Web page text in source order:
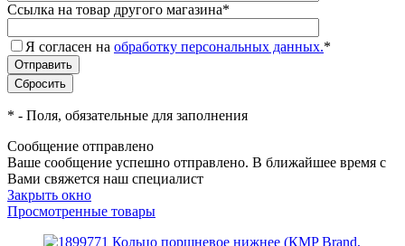
Ссылка на товар другого магазина*
Я согласен на обработку персональных данных.*
* - Поля, обязательные для заполнения
Сообщение отправлено
Ваше сообщение успешно отправлено. В ближайшее время с
Вами свяжется наш специалист
Закрыть окно
Просмотренные товары